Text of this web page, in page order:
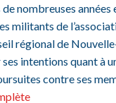
nombreuses
militants de
régional de
ses intentions quant à
contre ses